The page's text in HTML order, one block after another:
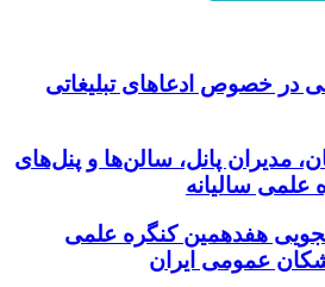
در خصوص ادعاهای تبلیغاتی
مدیران پانل، سالن‌ها و پنل‌های
سالیانه
هفدهمین کنگره علمی
عمومی ایران